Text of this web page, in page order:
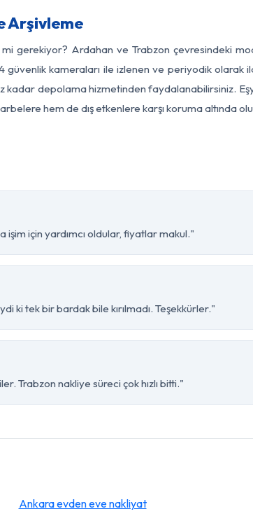
Arşivleme
gerekiyor? Ardahan ve Trabzon çevresindeki
kameraları ile izlenen ve periyodik olarak
kadar depolama hizmetinden faydalanabilirsiniz.
hem de dış etkenlere karşı koruma altında
için yardımcı oldular, fiyatlar makul."
ki tek bir bardak bile kırılmadı. Teşekkürler."
Trabzon nakliye süreci çok hızlı bitti."
Ankara evden eve nakliyat